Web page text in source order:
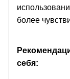
более
себя: